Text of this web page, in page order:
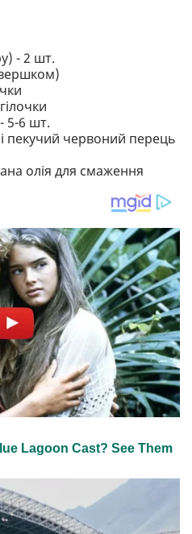
- 2 шт.
5-6 шт.
пекучий червоний перець
олія для смаження